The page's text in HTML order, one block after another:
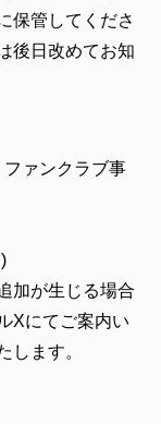
保管してくださ
後日改めてお知
ァンクラブ事
加が生じる場合
Xにてご案内い
します。